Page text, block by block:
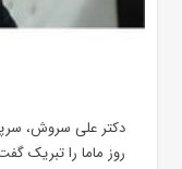
دکتر علی سروش،
روز ماما را تبریک